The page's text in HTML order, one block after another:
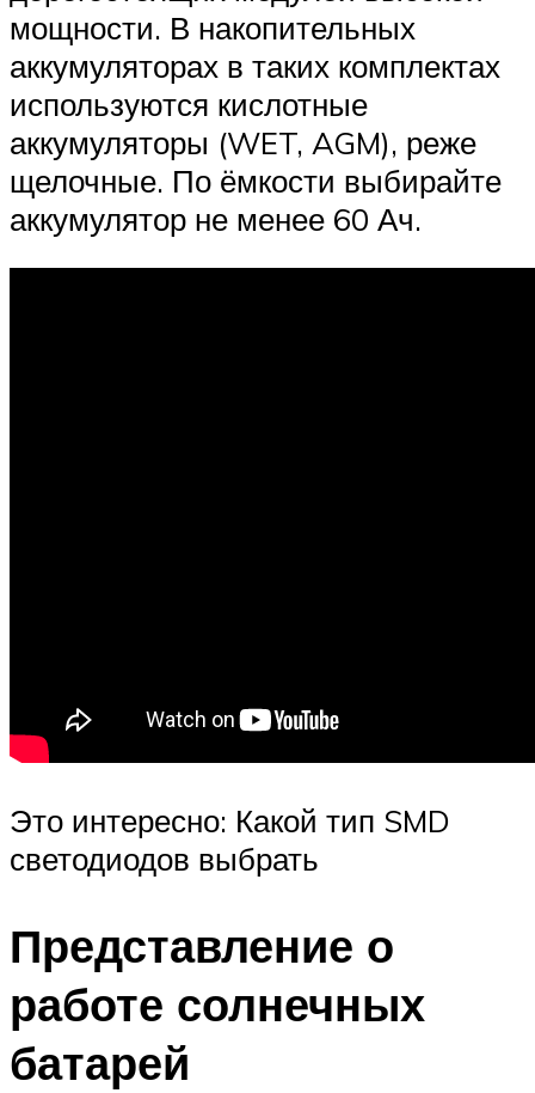
мощности. В накопительных
аккумуляторах в таких комплектах
используются кислотные
аккумуляторы (WET, AGM), реже
щелочные. По ёмкости выбирайте
аккумулятор не менее 60 Ач.
Это интересно: Какой тип SMD
светодиодов выбрать
Представление о
работе солнечных
батарей